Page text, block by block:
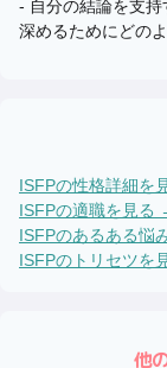
- 自分の結論を支
深めるためにどの
ISFPの性格詳細を
ISFPの適職を見る
ISFPのあるある悩
ISFPのトリセツを
他